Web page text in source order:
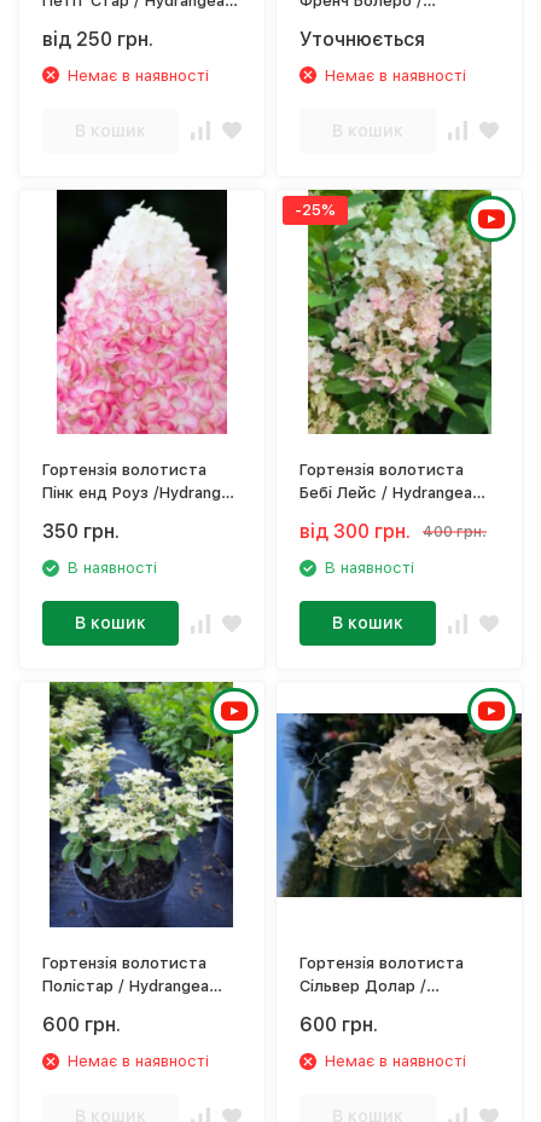
від 250 грн.
Немає в наявності
В кошик
Уточнюється
Немає в наявності
В кошик
Гортензія волотиста
Пінк енд Роуз /Hydrangea
Rose'
350 грн.
В наявності
В кошик
-25%
Гортензія волотиста
Бебі Лейс / Hydrangea
С3
від 300 грн. 400 грн.
В наявності
В кошик
Гортензія волотиста
Полістар / Hydrangea
600 грн.
Немає в наявності
В кошик
Гортензія волотиста
Сільвер Долар /
Silver Dollar
600 грн.
Немає в наявності
В кошик